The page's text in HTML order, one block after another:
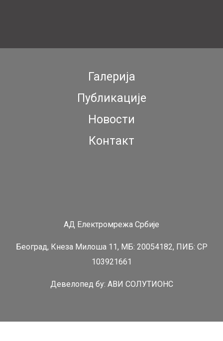
Галерија
Публикације
Новости
Контакт
АД Електромрежа Србије
Београд, Кнеза Милоша 11, МБ: 20054182, ПИБ: СР
103921661
Девелопед бy: АВИ СОЛУТИОНС